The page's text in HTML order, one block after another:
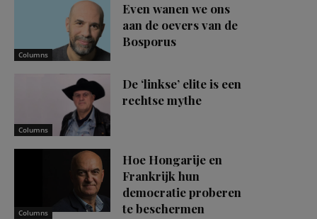
Columns
Even wanen we ons
aan de oevers van de
Bosporus
Columns
De ‘linkse’ elite is een
rechtse mythe
Columns
Hoe Hongarije en
Frankrijk hun
democratie proberen
te beschermen